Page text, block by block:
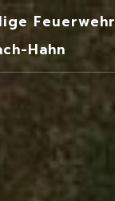
Feuerwehr
Hahn